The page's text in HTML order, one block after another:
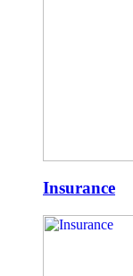
Insurance